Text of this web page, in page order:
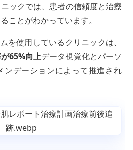
ックでは、患者の信頼度と治療
ことがわかっています。
を使用しているクリニックは、
65%向上データ視覚化とパーソ
ンデーションによって推進され